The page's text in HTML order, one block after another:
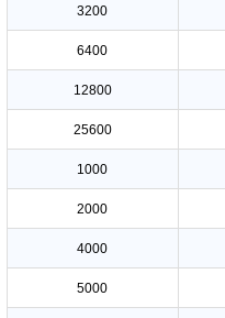
3200
6400
12800
25600
1000
2000
4000
5000